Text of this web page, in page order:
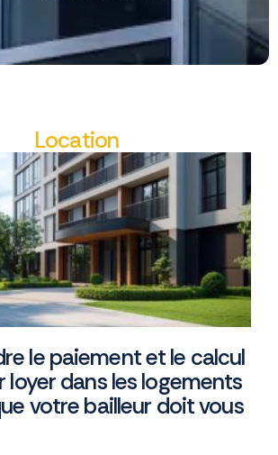
Location
le paiement et le calcul
loyer dans les logements
votre bailleur doit vous